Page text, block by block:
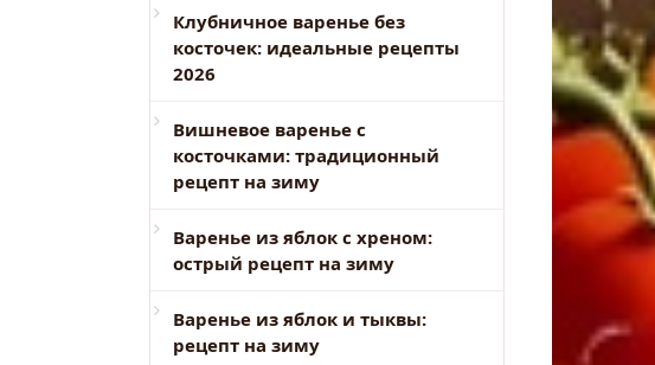
Клубничное варенье без
косточек: идеальные рецепты
2026
Вишневое варенье с
косточками: традиционный
рецепт на зиму
Варенье из яблок с хреном:
острый рецепт на зиму
Варенье из яблок и тыквы:
рецепт на зиму